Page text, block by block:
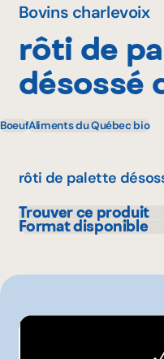
Bovins charlevoix
rôti de
désossé
BoeufAliments du Québec bio
rôti de palette
Trouver ce produit
Avril -
Format disponible